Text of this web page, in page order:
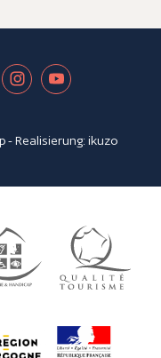
- Realisierung:ikuzo